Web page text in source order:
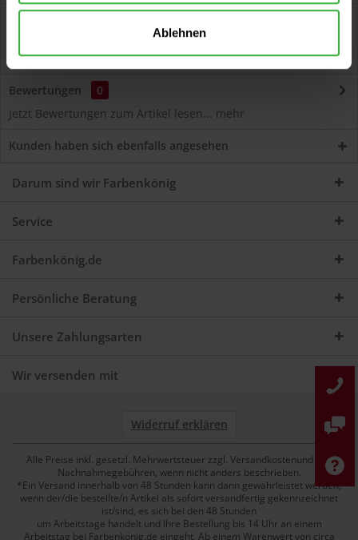
Ablehnen
Cetol BLX-Pro Top (090 Sommerblau) Seidenglänzende,
wasserdampfdurchlässige Dickschichtlasur...mehr
Bewertungen
0
Jetzt Bewertungen zum Artikel lesen... mehr
Kunden haben sich ebenfalls angesehen
Darum sind wir Farbenkönig
Service
Farbenkönig.de
Persönliche Beratung
Unsere Zahlungsarten
Wir versenden mit
Widerruf erklären
Alle Preise inkl. gesetzl. Mehrwertsteuer zzgl. Versandkostenund ggf.
Nachnahmegebühren, wenn nicht anders beschrieben.
*Ein Versand innerhalb von 48 Stunden kann dann gewährleistet werden,
wenn der/die bestellte/n Artikel als sofort versandfertig gekennzeichnet
ist/sind, es sich bei den 48 Stunden
um Arbeitstage handelt und Ihre Bestellung bis 14 Uhr an einem
Arbeitstag bei Farbenkönig.de eingeht. Ab einem Warenwert von circa